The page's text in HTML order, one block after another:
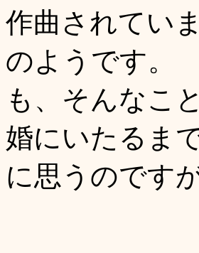
作曲されてい
のようです。
も、そんなこ
婚にいたるま
に思うのです